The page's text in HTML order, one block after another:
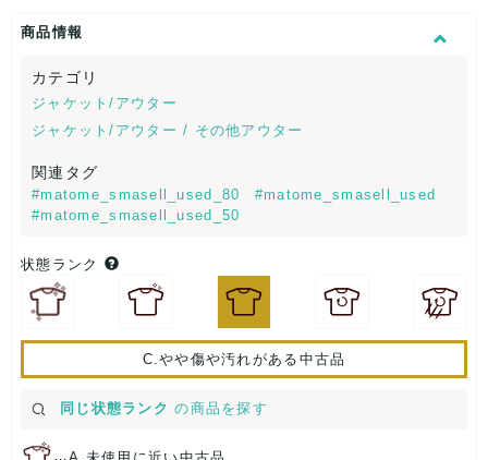
商品情報
カテゴリ
ジャケット/アウター
ジャケット/アウター / その他アウター
関連タグ
#matome_smasell_used_80
#matome_smasell_used
#matome_smasell_used_50
状態ランク
C.やや傷や汚れがある中古品
同じ状態ランク の商品を探す
…